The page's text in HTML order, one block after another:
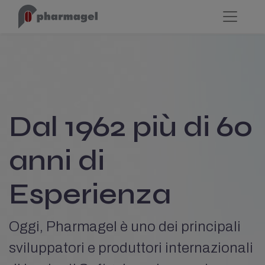
Dal 1962 più di 60
anni di
Esperienza
Oggi, Pharmagel è uno dei principali
sviluppatori e produttori internazionali